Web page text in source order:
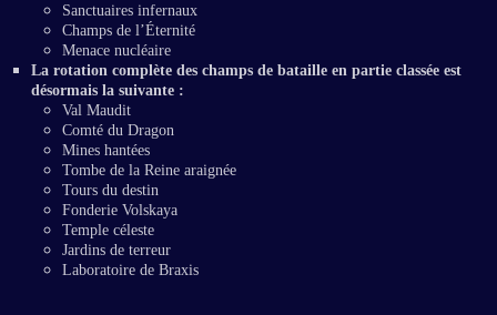
Sanctuaires infernaux
Champs de l’Éternité
Menace nucléaire
La rotation complète des champs de bataille en partie classée est
désormais la suivante :
Val Maudit
Comté du Dragon
Mines hantées
Tombe de la Reine araignée
Tours du destin
Fonderie Volskaya
Temple céleste
Jardins de terreur
Laboratoire de Braxis